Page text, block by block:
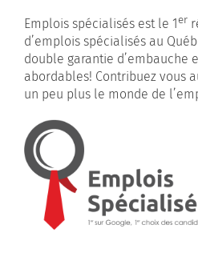
Emplois spécialisés est le 1er
d’emplois spécialisés au
double garantie d’embauche
abordables! Contribuez vous
un peu plus le monde de